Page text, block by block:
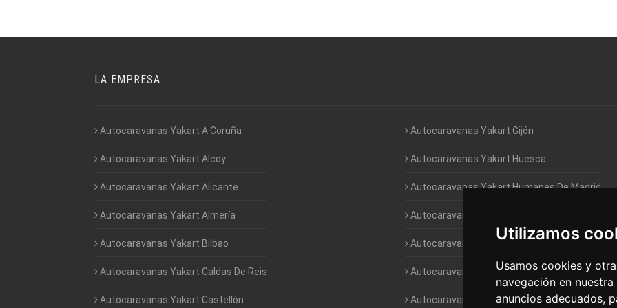
Utilizamos
Usamos cookies y
navegación en
anuncios adecuados,
LA EMPRESA
Autocaravanas Yakart A Coruña
Autocaravanas Yakart Alcoy
Autocaravanas Yakart Alicante
Autocaravanas Yakart Almería
Autocaravanas Yakart Bilbao
Autocaravanas Yakart Caldas De Reis
Autocaravanas Yakart Castellón
Autocaravanas Yakart Gijón
Autocaravanas Yakart Huesca
Autocaravanas Yakart Humanes De Madrid
Autocaravanas Yakart Jaén
Autocaravanas Yakart Lugo
Autocaravanas Yakart Valencia
Autocaravanas Yakart Vitoria